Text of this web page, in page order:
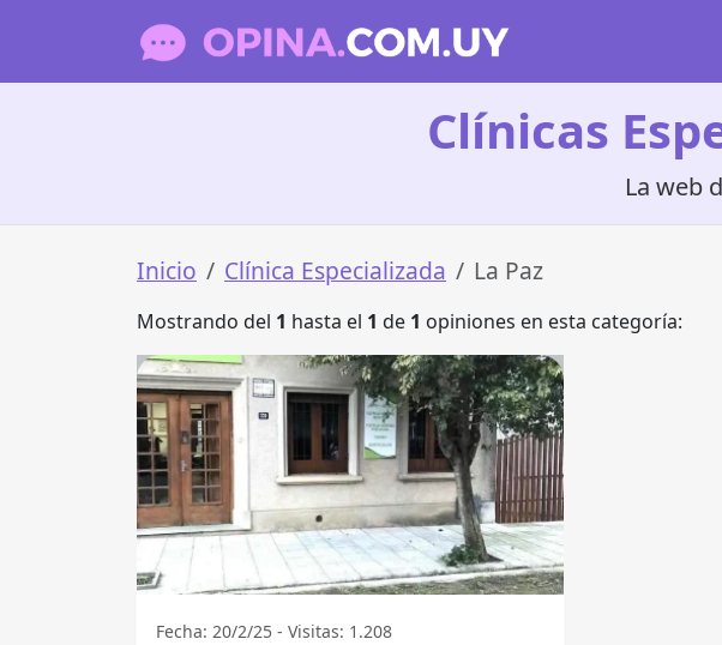
Clínicas
La web
Inicio Clínica Especializada La Paz
Mostrando del 1 hasta el 1 de 1 opiniones en esta categoría:
Fecha: 20/2/25 - Visitas: 1.208